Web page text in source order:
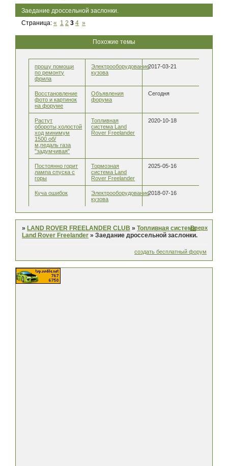
Заедание дроссельной заслонки.
Страница:« 1 2 3 4 »
Похожие темы
прошу помощи
по ремонту
фрила
Электрооборудование
кузова
2017-03-21
Восстановление
фото и картинок
на форуме
Объявления
форума
Сегодня
Растут
обороты,холостой
ход минимум
1500 об/
м,педаль газа
"задумчивая"
Топливная
система Land
Rover Freelander
2020-10-18
Постоянно горит
лампа спуска с
горы
Тормозная
система Land
Rover Freelander
2025-05-16
Куча ошибок
Электрооборудование
кузова
2018-07-16
» LAND ROVER FREELANDER CLUB »Топливная система
Land Rover Freelander »Заедание дроссельной заслонки.
Вверх
создать бесплатный форум